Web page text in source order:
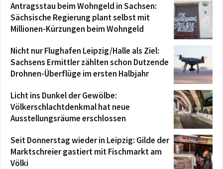
Antragsstau beim Wohngeld in Sachsen:
Sächsische Regierung plant selbst mit
Millionen-Kürzungen beim Wohngeld
Nicht nur Flughafen Leipzig/Halle als Ziel:
Sachsens Ermittler zählten schon Dutzende
Drohnen-Überflüge im ersten Halbjahr
Licht ins Dunkel der Gewölbe:
Völkerschlachtdenkmal hat neue
Ausstellungsräume erschlossen
Seit Donnerstag wieder in Leipzig: Gilde der
Marktschreier gastiert mit Fischmarkt am
Völki